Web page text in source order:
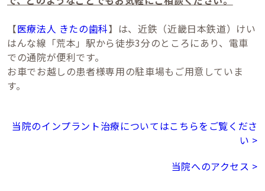
【医療法人 きたの歯科】は、近鉄（近畿日本鉄道）けい
はんな線「荒本」駅から徒歩3分のところにあり、電車
での通院が便利です。
お車でお越しの患者様専用の駐車場もご用意していま
す。
当院のインプラント治療についてはこちらをご覧くださ
い >
当院へのアクセス >